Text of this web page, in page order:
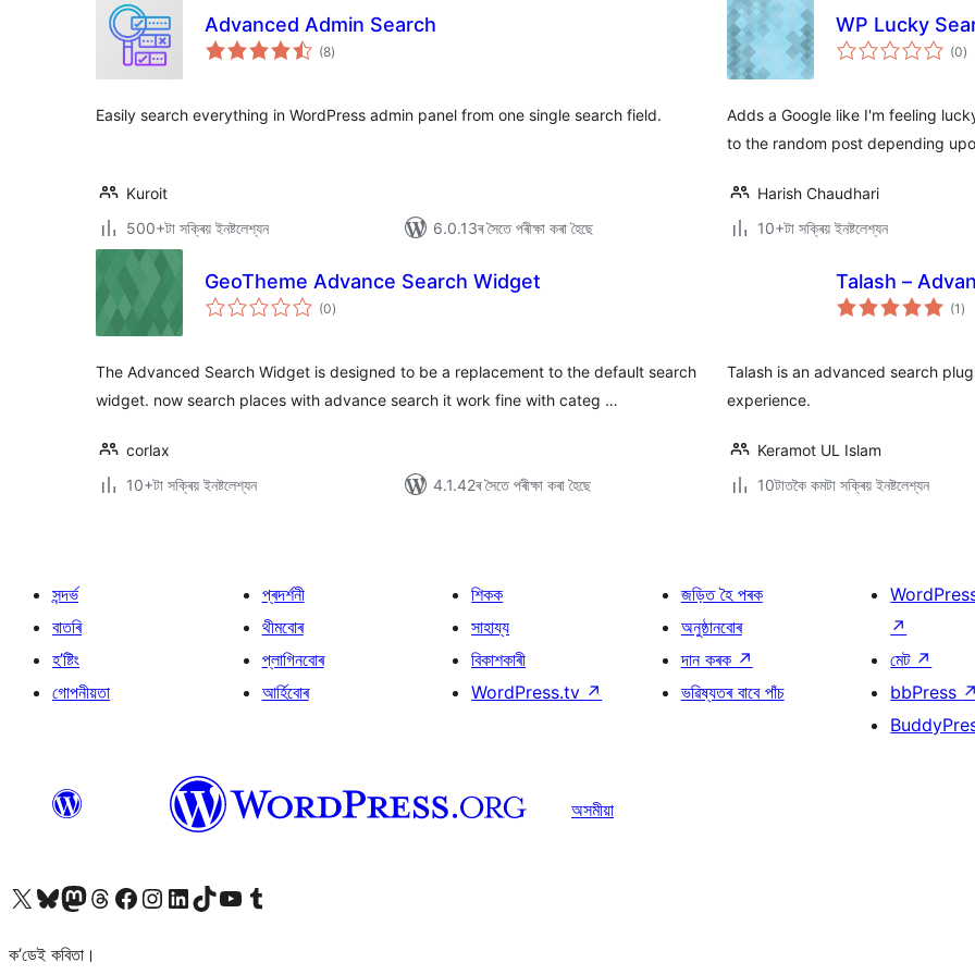
Advanced Admin Search
(8টা
মুঠ)
Easily search everything in WordPress admin panel from one single search field.
Kuroit
500+টা সক্ৰিয় ইনষ্টলেশ্যন
6.0.13ৰ সৈতে পৰীক্ষা কৰা হৈছে
WP Lucky
(0টা
মুঠ)
Adds a Google like I'm feeling
to the random post depending
Harish Chaudhari
10+টা সক্ৰিয় ইনষ্টলেশ্যন
GeoTheme Advance Search Widget
(0টা
মুঠ)
The Advanced Search Widget is designed to be a replacement to the default search
widget. now search places with advance search it work fine with categ …
corlax
10+টা সক্ৰিয় ইনষ্টলেশ্যন
4.1.42ৰ সৈতে পৰীক্ষা কৰা হৈছে
Talash –
(1 টা
মুঠ)
Talash is an advanced search
experience.
Keramot UL Islam
10টাতকৈ কমটা সক্ৰিয় ইনষ্টলেশ্যন
সন্দৰ্ভ
বাতৰি
হ’ষ্টিং
গোপনীয়তা
প্ৰদৰ্শনী
থীমবোৰ
প্লাগিনবোৰ
আৰ্হিবোৰ
শিকক
সাহায্য
বিকাশকাৰী
WordPress.tv ↗
জড়িত হৈ পৰক
অনুষ্ঠানবোৰ
দান কৰক ↗
ভৱিষ্যতৰ বাবে পাঁচ
↗
মেট ↗
bbPress ↗
অসমীয়া
আমাৰ X (আগৰ Twitter) একাউণ্টলৈ যাওকআমাৰ Bluesky একাউণ্টলৈ যাওকআমাৰ Mastodon একাউণ্টলৈ যাওকআমাৰ Threads একাউণ্টলৈ যাওকআমাৰ Facebook পৃষ্ঠালৈ যাওকআমাৰ Instagram একাউণ্টলৈ যাওকআমাৰ LinkedIn একাউণ্টলৈ যাওকআমাৰ TikTok একাউণ্টলৈ যাওকআমাৰ YouTube চেনেললৈ যাওকআমাৰ Tumblr একাউণ্টলৈ যাওক
ক’ডেই কবিতা।